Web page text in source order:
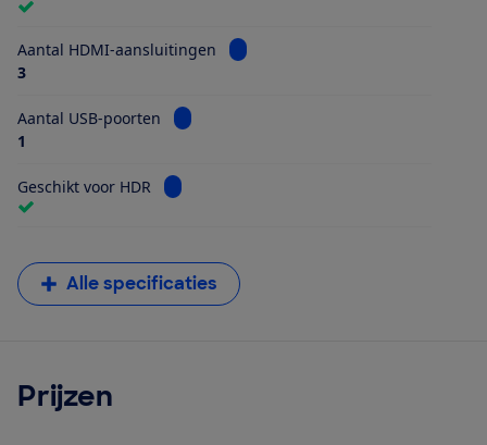
Aantal HDMI-aansluitingen
Bekijk informatie voor Aantal
3
Aantal USB-poorten
Bekijk informatie voor Aantal USB-poorten
1
Geschikt voor HDR Bekijk informatie voor Geschikt voor HDR
Alle specificaties
Prijzen